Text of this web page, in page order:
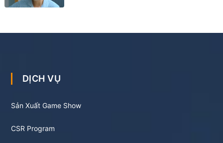
DỊCH VỤ
Sản Xuất Game Show
CSR Program